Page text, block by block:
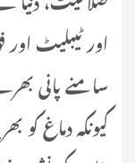
اور ٹیبلیٹ
سامنے پانی
کیونکہ دماغ